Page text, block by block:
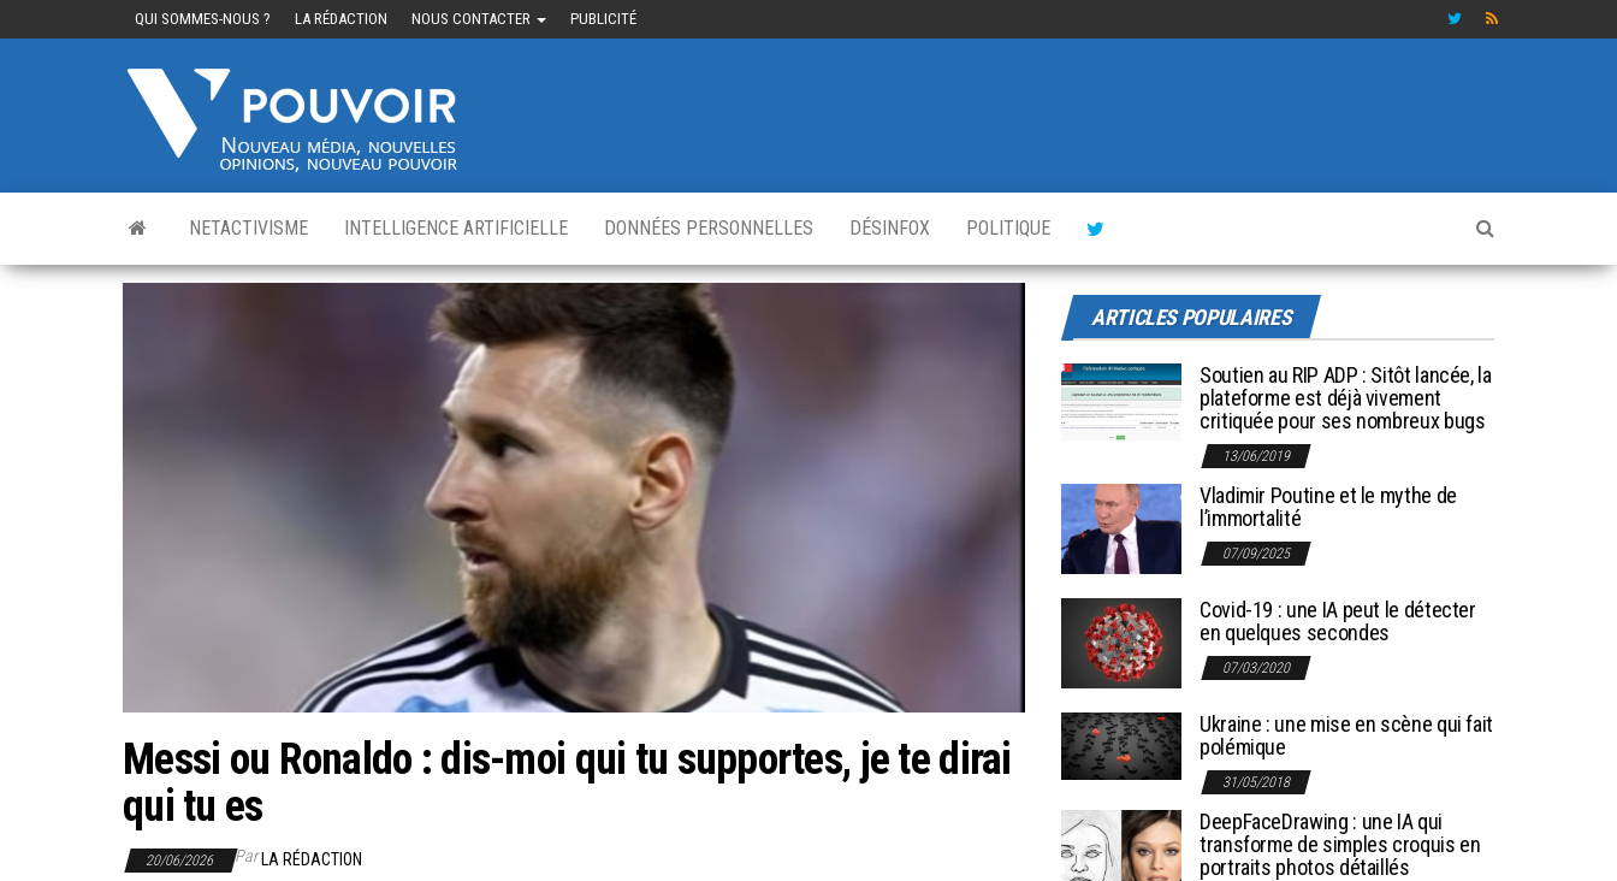
QUI SOMMES-NOUS ? LA RÉDACTION NOUS CONTACTER PUBLICITÉ
nouveau
NETACTIVISME INTELLIGENCE ARTIFICIELLE DONNÉES PERSONNELLES DÉSINFOX POLITIQUE
Messi ou Ronaldo : dis-moi qui tu supportes, je te dirai
qui tu es
20/06/2026 ParLA RÉDACTION
ARTICLES POPULAIRES
Soutien au RIP ADP : Sitôt lancée, la
plateforme est déjà vivement
critiquée pour ses nombreux bugs
13/06/2019
Vladimir Poutine et le mythe de
l’immortalité
07/09/2025
Covid-19 : une IA peut le détecter
en quelques secondes
07/03/2020
Ukraine : une mise en scène qui fait
polémique
31/05/2018
DeepFaceDrawing : une IA qui
transforme de simples croquis en
portraits photos détaillés